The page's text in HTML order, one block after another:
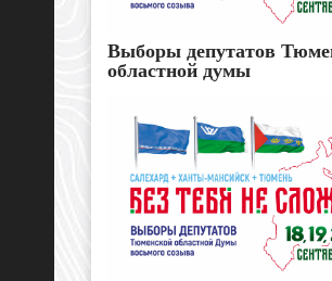
Выборы депутатов
областной думы